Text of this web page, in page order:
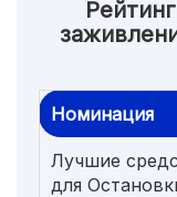
Номинация
Лучшие
для